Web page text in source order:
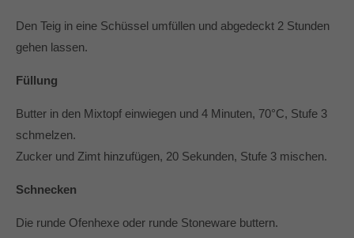
Den Teig in eine Schüssel umfüllen und abgedeckt 2 Stunden
gehen lassen.
Füllung
Butter in den Mixtopf einwiegen und 4 Minuten, 70°C, Stufe 3
schmelzen.
Zucker und Zimt hinzufügen, 20 Sekunden, Stufe 3 mischen.
Schnecken
Die runde Ofenhexe oder runde Stoneware buttern.